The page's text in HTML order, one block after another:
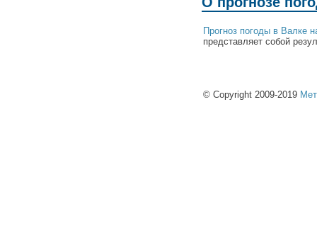
Прогноз погоды в Валке
представляет собой
© Copyright 2009-2019